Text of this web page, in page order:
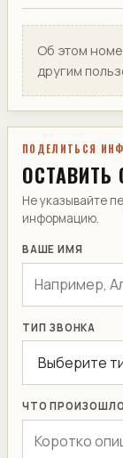
Об этом
другим
ПОДЕЛИТЬСЯ
ОСТАВИТЬ
Не указывайте
информацию.
ВАШЕ ИМЯ
ТИП ЗВОНКА
ЧТО ПРОИЗОШЛО